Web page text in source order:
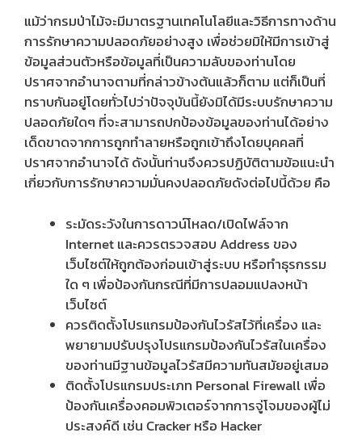
แม้ว่ากรมป่าไม้จะมีมาตรฐานเทคโนโลยีและวิธีการทางด้าน
การรักษาความปลอดภัยอย่างสูง เพื่อช่วยมิให้มีการเข้าสู่
ข้อมูลส่วนตัวหรือข้อมูลที่เป็นความลับของท่านโดย
ปราศจากอำนาจตามที่กล่าวข้างต้นแล้วก็ตาม แต่ก็เป็นที่
ทราบกันอยู่โดยทั่วไปว่าปัจจุบันนี้ยังมิได้มีระบบรักษาความ
ปลอดภัยใดๆ ที่จะสามารถปกป้องข้อมูลของท่านได้อย่าง
เด็ดขาดจากการถูกทำลายหรือถูกเข้าถึงโดยบุคคลที่
ปราศจากอำนาจได้ ดังนั้นท่านจึงควรปฏิบัติตามข้อแนะนำ
เกี่ยวกับการรักษาความมั่นคงปลอดภัยดังต่อไปนี้ด้วย คือ
ระมัดระวังในการดาวน์โหลด/เปิดไฟล์จาก
Internet และควรตรวจสอบ Address ของ
เว็บไซต์ให้ถูกต้องก่อนเข้าสู่ระบบ หรือทำธุรกรรม
ใด ๆ เพื่อป้องกันกรณีที่มีการปลอมแปลงหน้า
เว็บไซต์
ควรติดตั้งโปรแกรมป้องกันไวรัสไว้ที่เครื่อง และ
พยายามปรับปรุงโปรแกรมป้องกันไวรัสในเครื่อง
ของท่านมีฐานข้อมูลไวรัสมีความทันสมัยอยู่เสมอ
ติดตั้งโปรแกรมประเภท Personal Firewall เพื่อ
ป้องกันเครื่องคอมพิวเตอร์จากการจู่โจมของผู้ไม่
ประสงค์ดี เช่น Cracker หรือ Hacker